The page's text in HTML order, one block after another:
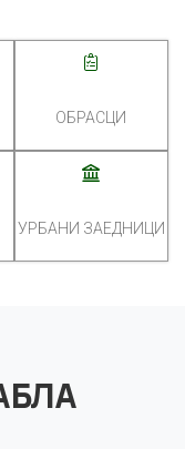
ОБРАСЦИ
УРБАНИ ЗАЕДНИЦИ